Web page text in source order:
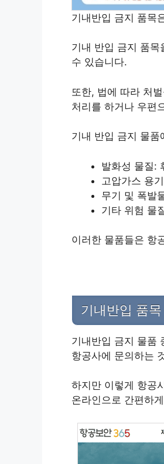
기내반입 금지 품목
기내 반입 금지 품
수 있습니다.
또한, 법에 따라 처
처리를 하거나 우편
기내 반입 금지 물
발화성 물질:
고압가스 용
무기 및 폭발
기타 위험 물
이러한 물품들은 항
기내반입 품
기내반입 금지 물품
항공사에 문의하는
하지만 이렇게 항공
온라인으로 간편하